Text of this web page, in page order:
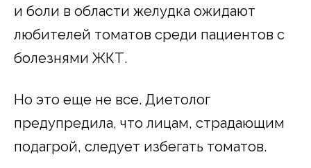
и боли в области желудка ожидают
любителей томатов среди пациентов с
болезнями ЖКТ.
Но это еще не все. Диетолог
предупредила, что лицам, страдающим
подагрой, следует избегать томатов.